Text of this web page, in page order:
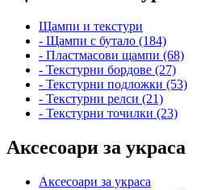
Щампи и текстури
- Щампи с бутало (184)
- Пластмасови щампи (68)
- Текстурни бордове (27)
- Текстурни подложки (53)
- Текстурни релси (21)
- Текстурни точилки (23)
Аксесоари за украса
Аксесоари за украса